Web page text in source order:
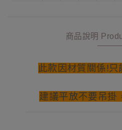
商品說明
此款因材質關係!
建議平放不要吊掛